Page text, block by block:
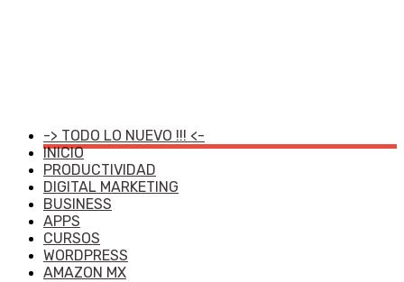
-> TODO LO NUEVO !!! <-
INICIO
PRODUCTIVIDAD
DIGITAL MARKETING
BUSINESS
APPS
CURSOS
WORDPRESS
AMAZON MX